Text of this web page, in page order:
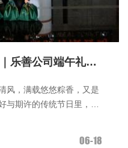
粽香迎端午，温情暖人心｜乐善公司端午礼包已就位！
风，满载悠悠粽香，又是
与期许的传统节日里，为
06-18